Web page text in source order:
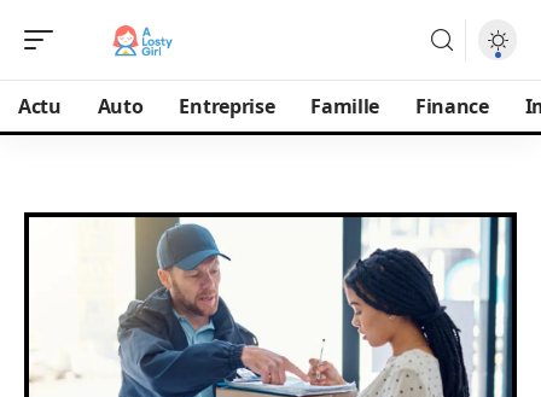
Actu Auto Entreprise Famille Finance